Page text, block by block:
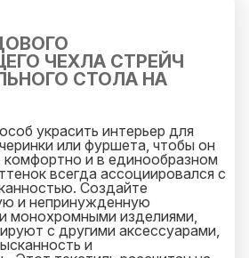
ЧЕХЛА СТРЕЙЧ
СТОЛА НА
украсить интерьер для
или фуршета, чтобы он
комфортно и в единообразном
всегда ассоциировался с
Создайте
и непринужденную
монохромными изделиями,
с другими аксессуарами,
и